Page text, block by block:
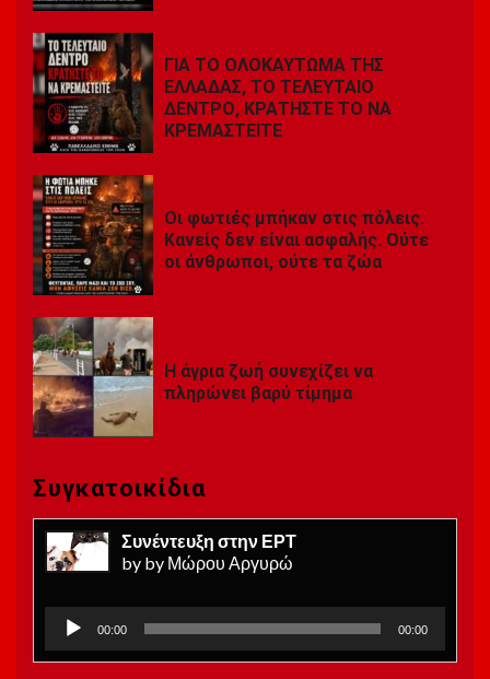
ΓΙΑ ΤΟ ΟΛΟΚΑΥΤΩΜΑ ΤΗΣ
ΕΛΛΑΔΑΣ, ΤΟ ΤΕΛΕΥΤΑΙΟ
ΔΕΝΤΡΟ, ΚΡΑΤΗΣΤΕ ΤΟ ΝΑ
ΚΡΕΜΑΣΤΕΙΤΕ
Οι φωτιές μπήκαν στις πόλεις.
Κανείς δεν είναι ασφαλής. Ούτε
οι άνθρωποι, ούτε τα ζώα
Η άγρια ​​ζωή συνεχίζει να
πληρώνει βαρύ τίμημα
Συγκατοικίδια
Συνέντευξη στην ΕΡΤ
by by Μώρου Αργυρώ
Πρόγραμμα
Αναπαραγωγής
00:00 00:00